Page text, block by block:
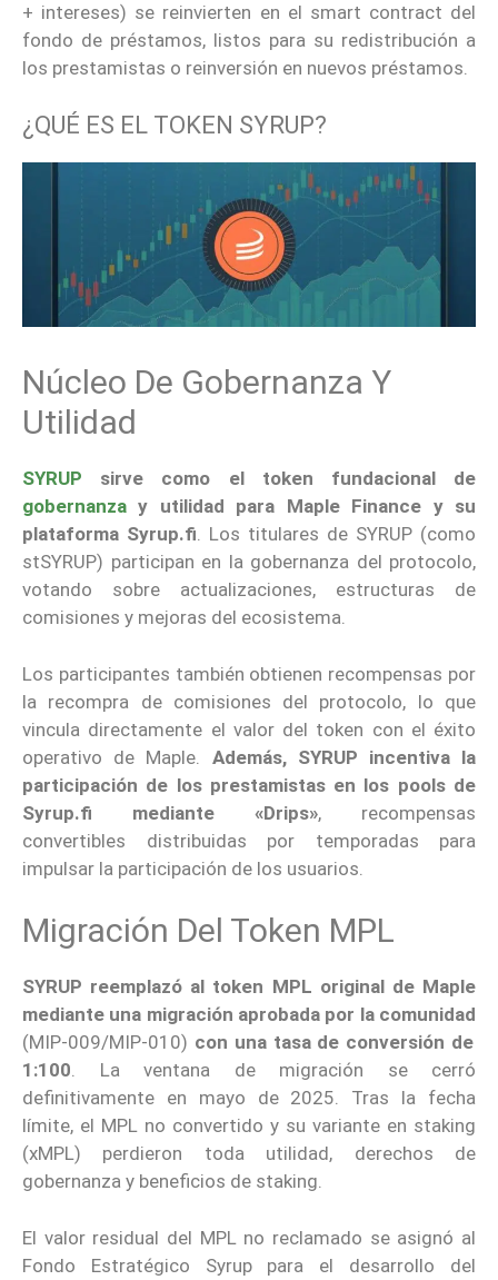
+ intereses) se reinvierten en el smart contract del
fondo de préstamos, listos para su redistribución a
los prestamistas o reinversión en nuevos préstamos.
¿QUÉ ES EL TOKEN SYRUP?
Núcleo De Gobernanza Y
Utilidad
SYRUP sirve como el token fundacional de
gobernanza y utilidad para Maple Finance y su
plataforma Syrup.fi. Los titulares de SYRUP (como
stSYRUP) participan en la gobernanza del protocolo,
votando sobre actualizaciones, estructuras de
comisiones y mejoras del ecosistema.
Los participantes también obtienen recompensas por
la recompra de comisiones del protocolo, lo que
vincula directamente el valor del token con el éxito
operativo de Maple. Además, SYRUP incentiva la
participación de los prestamistas en los pools de
Syrup.fi mediante «Drips», recompensas
convertibles distribuidas por temporadas para
impulsar la participación de los usuarios.
Migración Del Token MPL
SYRUP reemplazó al token MPL original de Maple
mediante una migración aprobada por la comunidad
(MIP-009/MIP-010) con una tasa de conversión de
1:100. La ventana de migración se cerró
definitivamente en mayo de 2025. Tras la fecha
límite, el MPL no convertido y su variante en staking
(xMPL) perdieron toda utilidad, derechos de
gobernanza y beneficios de staking.
El valor residual del MPL no reclamado se asignó al
Fondo Estratégico Syrup para el desarrollo del